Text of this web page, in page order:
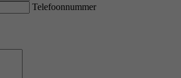
Telefoonnummer